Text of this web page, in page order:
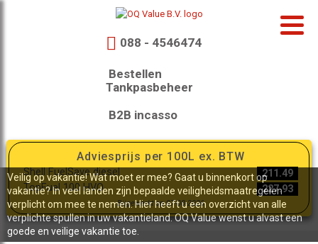
088 - 4546474
Bestellen
Tankpasbeheer
B2B incasso
Adviesprijs per 100L ex. BTW
Shell FuelSave diesel
211.49
TopFuel 100 HVO
227.93
Bijgewerkt op 07-08-2026
Veilig op vakantie! Wat moet er mee? Gaat u binnenkort op
vakantie? In veel landen zijn bepaalde veiligheidsmaatregelen
verplicht om mee te nemen. Hier heeft u een overzicht van alle
verplichte spullen in uw vakantieland. OQ Value wenst u alvast een
goede en veilige vakantie toe.